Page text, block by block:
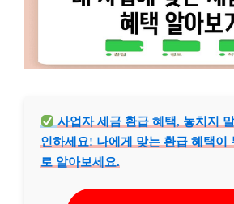
사업자 세금 환급 혜택, 놓치지
인하세요! 나에게 맞는 환급 혜택이
로 알아보세요.